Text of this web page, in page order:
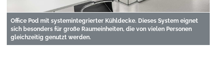
Office Pod mit systemintegrierter Kühldecke. Dieses System eignet
sich besonders für große Raumeinheiten, die von vielen Personen
gleichzeitig genutzt werden.